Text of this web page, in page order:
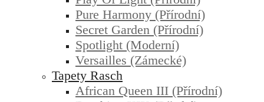
Pure Harmony (přírodní)
Secret Garden (přírodní)
Spotlight (moderní)
Versailles (zámecké)
Tapety Rasch
African Queen III (přírodní)